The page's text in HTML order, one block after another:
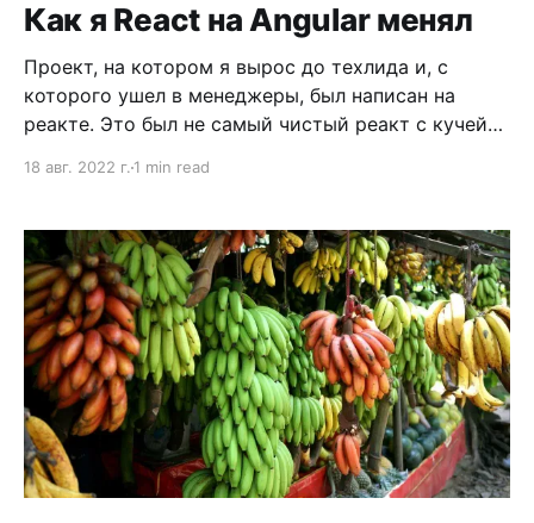
Любой инструмент
Как я React на Angular менял
Проект, на котором я вырос до техлида и, с
которого ушел в менеджеры, был написан на
реакте. Это был не самый чистый реакт с кучей
принес, из лучших побуждений — модульность
основанная на IoC.
18 авг. 2022 г. 1 min read